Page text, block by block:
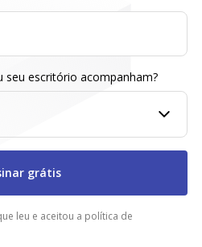
escritório acompanham?
grátis
leu e aceitou a política de